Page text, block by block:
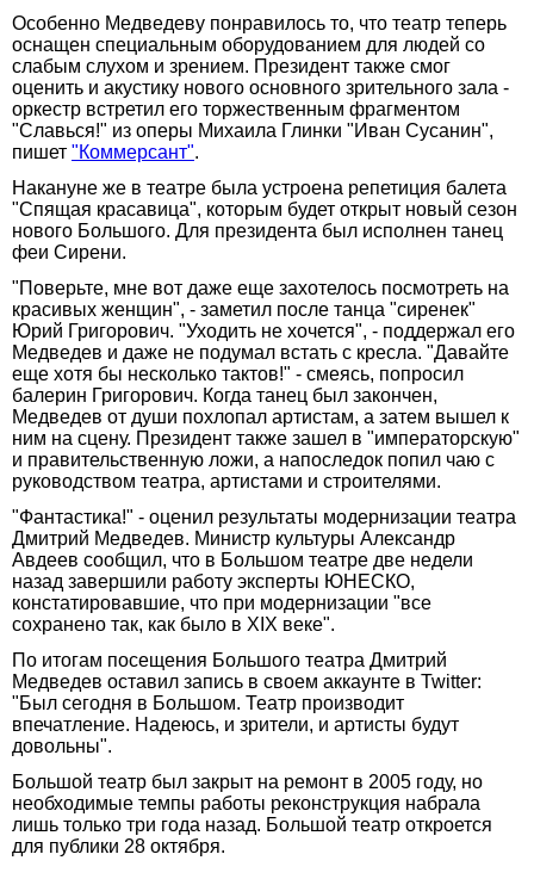
Особенно Медведеву понравилось то, что театр теперь
оснащен специальным оборудованием для людей со
слабым слухом и зрением. Президент также смог
оценить и акустику нового основного зрительного зала -
оркестр встретил его торжественным фрагментом
"Славься!" из оперы Михаила Глинки "Иван Сусанин",
пишет "Коммерсант".
Накануне же в театре была устроена репетиция балета
"Спящая красавица", которым будет открыт новый сезон
нового Большого. Для президента был исполнен танец
феи Сирени.
"Поверьте, мне вот даже еще захотелось посмотреть на
красивых женщин", - заметил после танца "сиренек"
Юрий Григорович. "Уходить не хочется", - поддержал его
Медведев и даже не подумал встать с кресла. "Давайте
еще хотя бы несколько тактов!" - смеясь, попросил
балерин Григорович. Когда танец был закончен,
Медведев от души похлопал артистам, а затем вышел к
ним на сцену. Президент также зашел в "императорскую"
и правительственную ложи, а напоследок попил чаю с
руководством театра, артистами и строителями.
"Фантастика!" - оценил результаты модернизации театра
Дмитрий Медведев. Министр культуры Александр
Авдеев сообщил, что в Большом театре две недели
назад завершили работу эксперты ЮНЕСКО,
констатировавшие, что при модернизации "все
сохранено так, как было в XIX веке".
По итогам посещения Большого театра Дмитрий
Медведев оставил запись в своем аккаунте в Twitter:
"Был сегодня в Большом. Театр производит
впечатление. Надеюсь, и зрители, и артисты будут
довольны".
Большой театр был закрыт на ремонт в 2005 году, но
необходимые темпы работы реконструкция набрала
лишь только три года назад. Большой театр откроется
для публики 28 октября.